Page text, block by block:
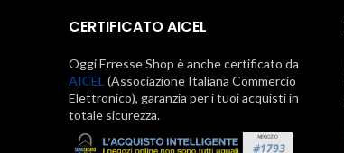
CERTIFICATO AICEL
Oggi Erresse Shop è anche certificato da
AICEL (Associazione Italiana Commercio
Elettronico), garanzia per i tuoi acquisti in
totale sicurezza.